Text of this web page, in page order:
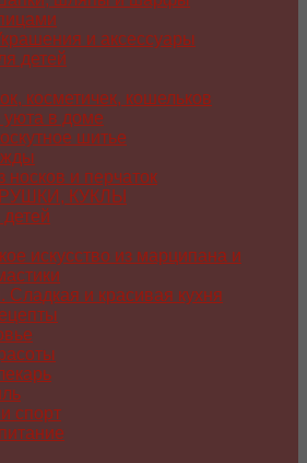
и аксессуары
детей
косметичек, кошельков
уюта в доме
шитье
носков и перчаток
КУКЛЫ
детей
искусство из марципана и
Сладкая и красивая кухня
спорт